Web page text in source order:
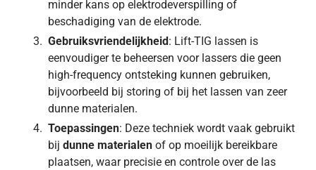
minder kans op elektrodeverspilling of
beschadiging van de elektrode.
Gebruiksvriendelijkheid: Lift-TIG lassen is
eenvoudiger te beheersen voor lassers die geen
high-frequency ontsteking kunnen gebruiken,
bijvoorbeeld bij storing of bij het lassen van zeer
dunne materialen.
Toepassingen: Deze techniek wordt vaak gebruikt
bij dunne materialen of op moeilijk bereikbare
plaatsen, waar precisie en controle over de las